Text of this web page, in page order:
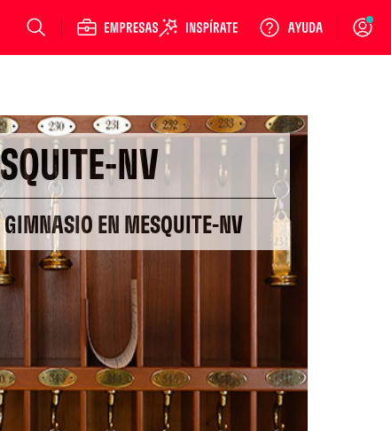
Login
NV
GIMNASIO EN MESQUITE-NV